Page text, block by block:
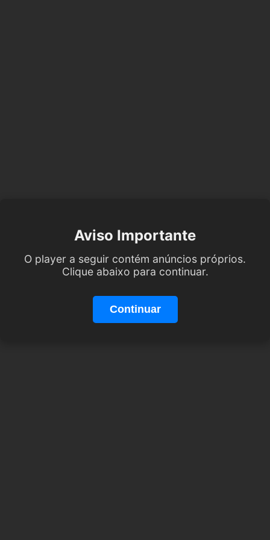
Aviso Importante
O player a seguir contém anúncios próprios.
Clique abaixo para continuar.
Continuar